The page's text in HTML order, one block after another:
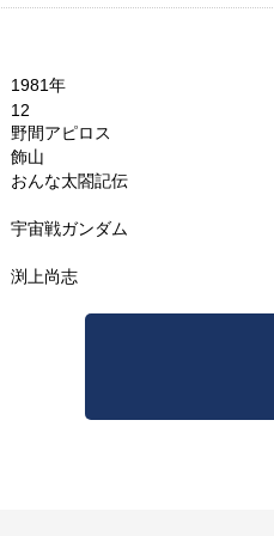
1981年
12
野間アピロス
飾山
おんな太閤記伝
宇宙戦ガンダム
渕上尚志